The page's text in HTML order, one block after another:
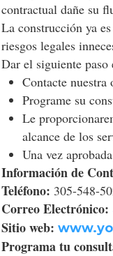
contractual dañe su
La construcción ya
riesgos legales
Dar el siguiente paso
Contacte
Programe su
Le
alcance de los
Una vez
Información de
Teléfono: 305-548-
Correo Electrónico:
Sitio web:
Programa tu